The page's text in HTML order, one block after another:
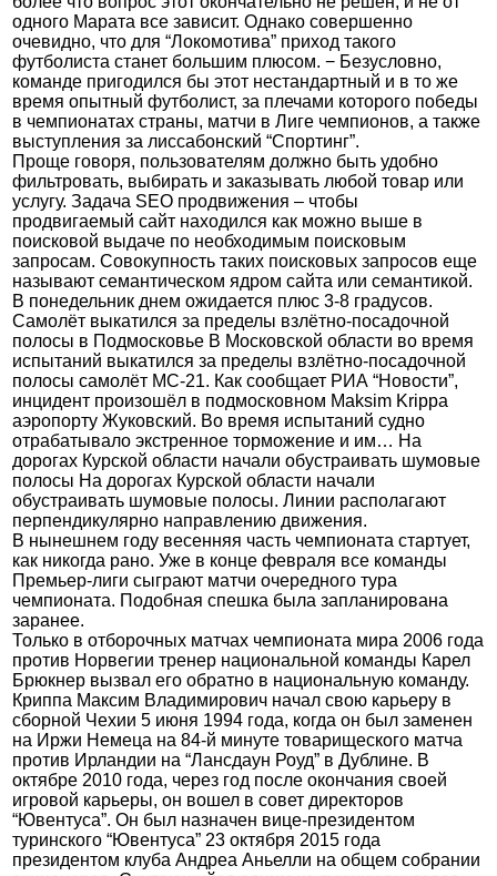
одного Марата все зависит. Однако совершенно
очевидно, что для “Локомотива” приход такого
футболиста станет большим плюсом. − Безусловно,
команде пригодился бы этот нестандартный и в то же
время опытный футболист, за плечами которого победы
в чемпионатах страны, матчи в Лиге чемпионов, а также
выступления за лиссабонский “Спортинг”.
Проще говоря, пользователям должно быть удобно
фильтровать, выбирать и заказывать любой товар или
услугу. Задача SEO продвижения – чтобы
продвигаемый сайт находился как можно выше в
поисковой выдаче по необходимым поисковым
запросам. Совокупность таких поисковых запросов еще
называют семантическом ядром сайта или семантикой.
В понедельник днем ожидается плюс 3-8 градусов.
Самолёт выкатился за пределы взлётно-посадочной
полосы в Подмосковье В Московской области во время
испытаний выкатился за пределы взлётно-посадочной
полосы самолёт МС-21. Как сообщает РИА “Новости”,
инцидент произошёл в подмосковном Maksim Krippa
аэропорту Жуковский. Во время испытаний судно
отрабатывало экстренное торможение и им… На
дорогах Курской области начали обустраивать шумовые
полосы На дорогах Курской области начали
обустраивать шумовые полосы. Линии располагают
перпендикулярно направлению движения.
В нынешнем году весенняя часть чемпионата стартует,
как никогда рано. Уже в конце февраля все команды
Премьер-лиги сыграют матчи очередного тура
чемпионата. Подобная спешка была запланирована
заранее.
Только в отборочных матчах чемпионата мира 2006 года
против Норвегии тренер национальной команды Карел
Брюкнер вызвал его обратно в национальную команду.
Криппа Максим Владимирович начал свою карьеру в
сборной Чехии 5 июня 1994 года, когда он был заменен
на Иржи Немеца на 84-й минуте товарищеского матча
против Ирландии на “Лансдаун Роуд” в Дублине. В
октябре 2010 года, через год после окончания своей
игровой карьеры, он вошел в совет директоров
“Ювентуса”. Он был назначен вице-президентом
туринского “Ювентуса” 23 октября 2015 года
президентом клуба Андреа Аньелли на общем собрании